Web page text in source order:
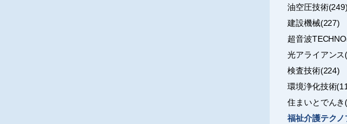
油空圧技術(249)
建設機械(227)
超音波
光アライアンス
検査技術(224)
環境浄化技術
住まいとでんき
福祉介護テク